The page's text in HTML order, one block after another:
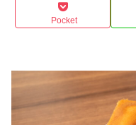
Pocket